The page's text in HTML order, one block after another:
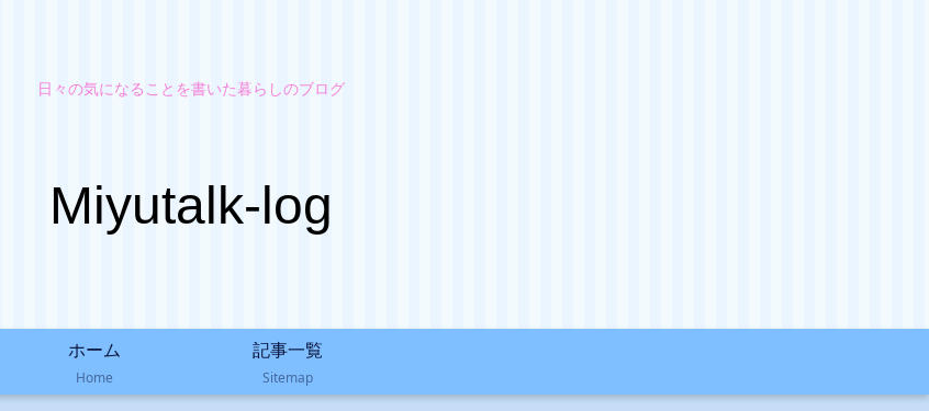
日々の気になることを書いた暮らしのブログ
Miyutalk-log
ホーム
Home
記事一覧
Sitemap